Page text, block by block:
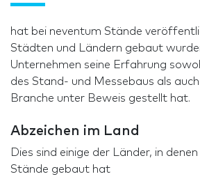
hat bei neventum Stände
Städten und Ländern gebaut
Unternehmen seine Erfahrung
des Stand- und Messebaus als
Branche unter Beweis gestellt hat.
Abzeichen im Land
Dies sind einige der Länder, in
Stände gebaut hat